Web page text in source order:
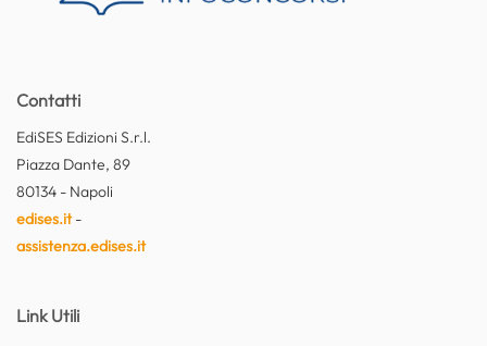
Contatti
EdiSES Edizioni S.r.l.
Piazza Dante, 89
80134 - Napoli
edises.it-
assistenza.edises.it
Link Utili